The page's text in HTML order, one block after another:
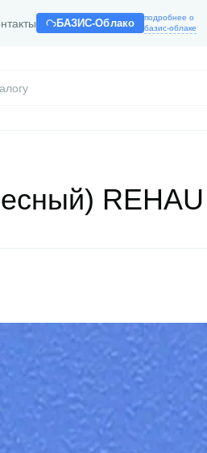
БАЗИС-Облако
подробнее о
базис-облаке